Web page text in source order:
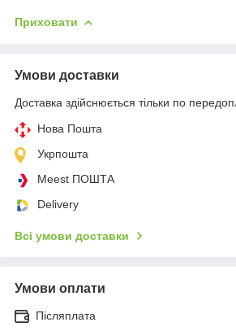
Приховати
Умови доставки
Доставка здійснюється тільки по
Нова Пошта
Укрпошта
Meest ПОШТА
Delivery
Всі умови доставки
Умови оплати
Післяплата